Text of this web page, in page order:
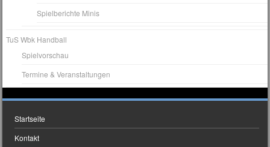
Spielberichte Minis
TuS Wbk Handball
Spielvorschau
Termine & Veranstaltungen
Startseite
Kontakt